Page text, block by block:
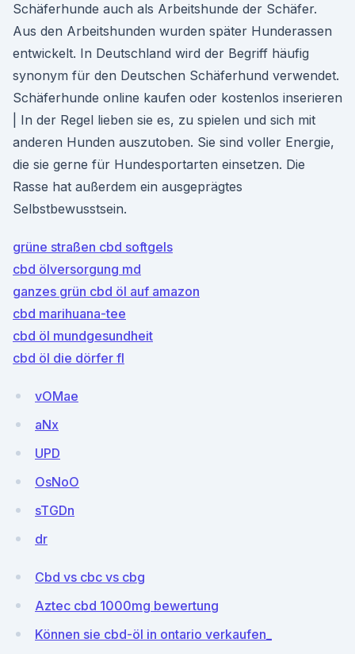
Schäferhunde auch als Arbeitshunde der Schäfer.
Aus den Arbeitshunden wurden später Hunderassen
entwickelt. In Deutschland wird der Begriff häufig
synonym für den Deutschen Schäferhund verwendet.
Schäferhunde online kaufen oder kostenlos inserieren
| In der Regel lieben sie es, zu spielen und sich mit
anderen Hunden auszutoben. Sie sind voller Energie,
die sie gerne für Hundesportarten einsetzen. Die
Rasse hat außerdem ein ausgeprägtes
Selbstbewusstsein.
grüne straßen cbd softgels
cbd ölversorgung md
ganzes grün cbd öl auf amazon
cbd marihuana-tee
cbd öl mundgesundheit
cbd öl die dörfer fl
vOMae
aNx
UPD
OsNoO
sTGDn
dr
Cbd vs cbc vs cbg
Aztec cbd 1000mg bewertung
Können sie cbd-öl in ontario verkaufen_